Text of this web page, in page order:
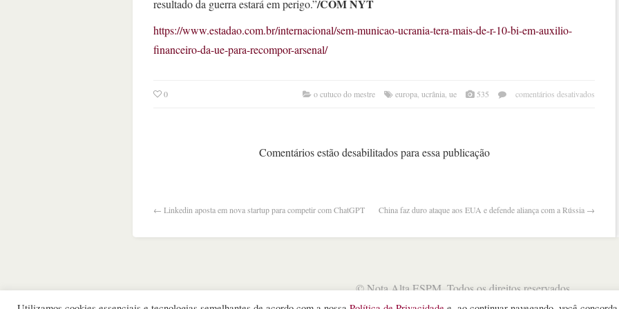
resultado da guerra estará em perigo.”/COM NYT
https://www.estadao.com.br/internacional/sem-municao-ucrania-tera-mais-de-r-10-bi-em-auxilio-
financeiro-da-ue-para-recompor-arsenal/
0 o cutuco do mestre europa ucrânia ue 535 comentários desativados
Comentários estão desabilitados para essa publicação
← Linkedin aposta em nova startup para competir com ChatGPT China faz duro ataque aos EUA e defende aliança com a Rússia →
©Nota Alta ESPM. Todos os direitos reservados.